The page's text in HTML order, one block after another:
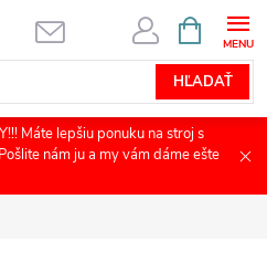
HĽADAŤ
KOŠÍK
Máte lepšiu ponuku na stroj s
nám ju a my vám dáme ešte